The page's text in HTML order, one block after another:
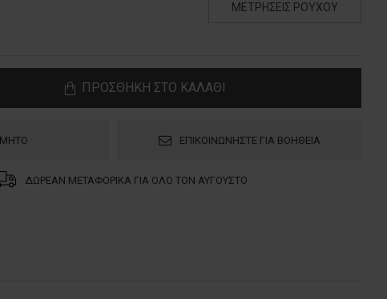
ΜΕΤΡΗΣΕΙΣ ΡΟΥΧΟΥ
ΠΡΟΣΘΗΚΗ ΣΤΟ ΚΑΛΑΘΙ
ΕΠΙΚΟΙΝΩΝΗΣΤΕ ΓΙΑ ΒΟΗΘΕΙΑ
ΔΩΡΕΑΝ ΜΕΤΑΦΟΡΙΚΑ ΓΙΑ ΟΛΟ ΤΟΝ ΑΥΓΟΥΣΤΟ